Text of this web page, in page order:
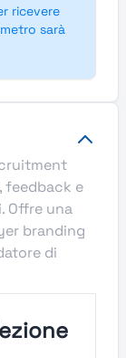
ricevere
sarà
feedback e
Offre una
branding
di